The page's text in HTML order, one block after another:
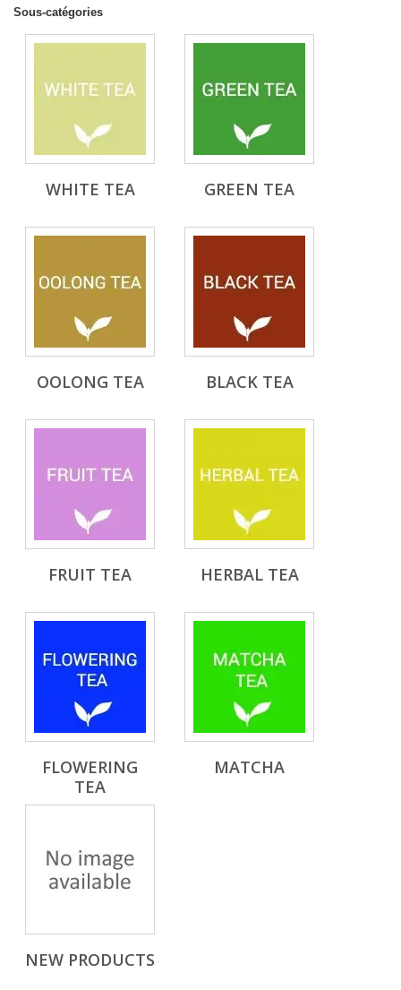
Sous-catégories
WHITE TEA GREEN TEA
OOLONG TEA BLACK TEA
FRUIT TEA HERBAL TEA
FLOWERING
TEA
MATCHA
NEW PRODUCTS